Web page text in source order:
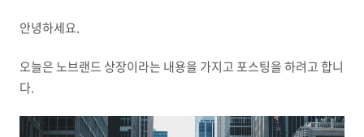
안녕하세요.
오늘은 노브랜드 상장이라는 내용을 가지고 포스팅을 하려고 합니
다.